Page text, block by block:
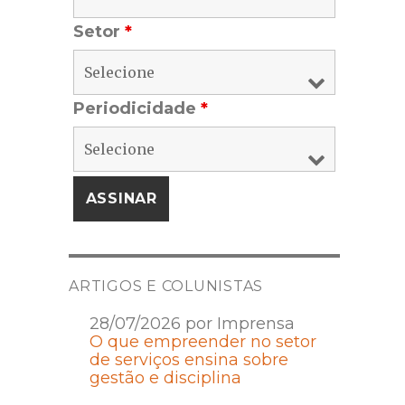
Setor *
Periodicidade *
ARTIGOS E COLUNISTAS
28/07/2026 por Imprensa
O que empreender no setor
de serviços ensina sobre
gestão e disciplina